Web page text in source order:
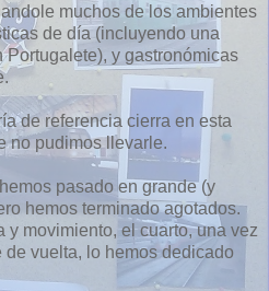
muchos de los ambientes
de día (incluyendo una
Portugalete), y gastronómicas
de referencia cierra en esta
no pudimos llevarle.
pasado en grande (y
hemos terminado agotados.
y movimiento, el cuarto, una vez
vuelta, lo hemos dedicado